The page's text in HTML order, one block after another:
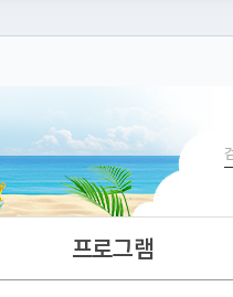
소를 확인해 보세요
프로그램